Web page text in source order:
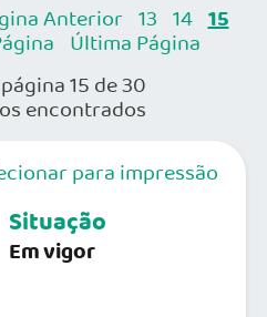
Anterior 13 14 15
Última Página
15 de 30
encontrados
para impressão
Situação
Em vigor